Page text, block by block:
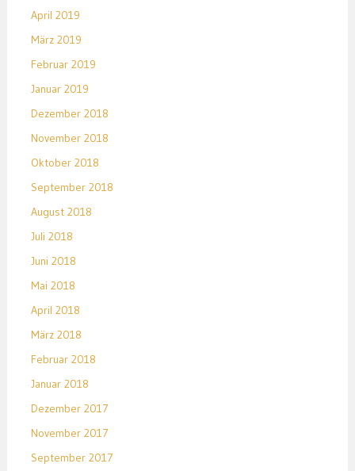
April 2019
März 2019
Februar 2019
Januar 2019
Dezember 2018
November 2018
Oktober 2018
September 2018
August 2018
Juli 2018
Juni 2018
Mai 2018
April 2018
März 2018
Februar 2018
Januar 2018
Dezember 2017
November 2017
September 2017